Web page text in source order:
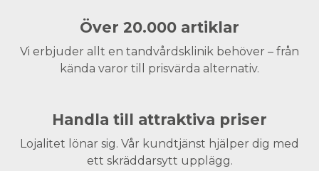
Över 20.000 artiklar
Vi erbjuder allt en tandvårdsklinik behöver – från
kända varor till prisvärda alternativ.
Handla till attraktiva priser
Lojalitet lönar sig. Vår kundtjänst hjälper dig med
ett skräddarsytt upplägg.